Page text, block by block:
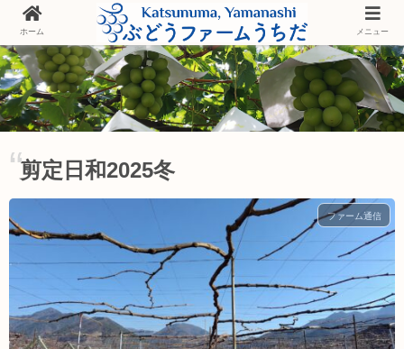
剪定日和2025冬
ファーム通信
ホーム メニュー